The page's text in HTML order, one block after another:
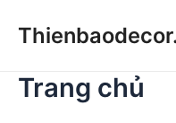
Trang chủ